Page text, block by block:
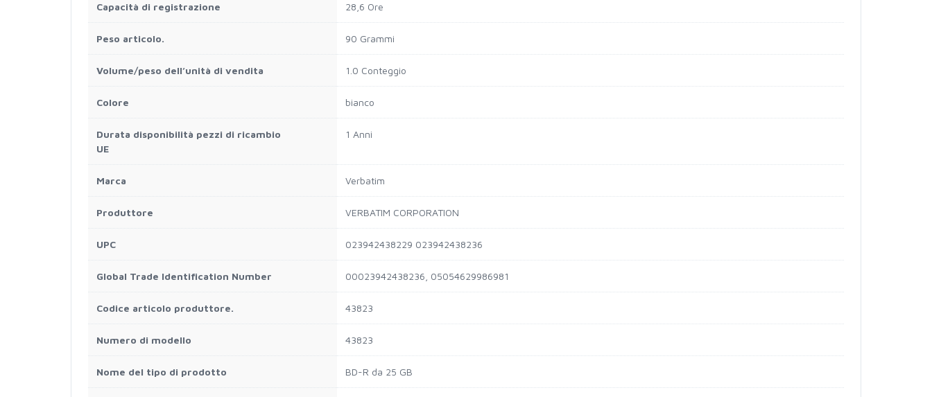
Capacità di registrazione 28,6 Ore
Peso articolo. 90 Grammi
Volume/peso dell’unità di vendita 1.0 Conteggio
Colore bianco
Durata disponibilità pezzi di ricambio
UE
1 Anni
Marca Verbatim
Produttore VERBATIM CORPORATION
UPC 023942438229 023942438236
Global Trade Identification Number 00023942438236, 05054629986981
Codice articolo produttore. 43823
Numero di modello 43823
Nome del tipo di prodotto BD-R da 25 GB